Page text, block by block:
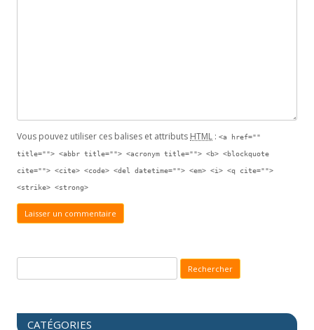
Vous pouvez utiliser ces balises et attributs HTML : <a href=""
title=""> <abbr title=""> <acronym title=""> <b> <blockquote
cite=""> <cite> <code> <del datetime=""> <em> <i> <q cite="">
<strike> <strong>
CATÉGORIES